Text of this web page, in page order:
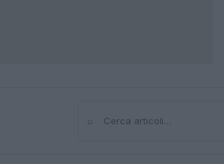
Cerca